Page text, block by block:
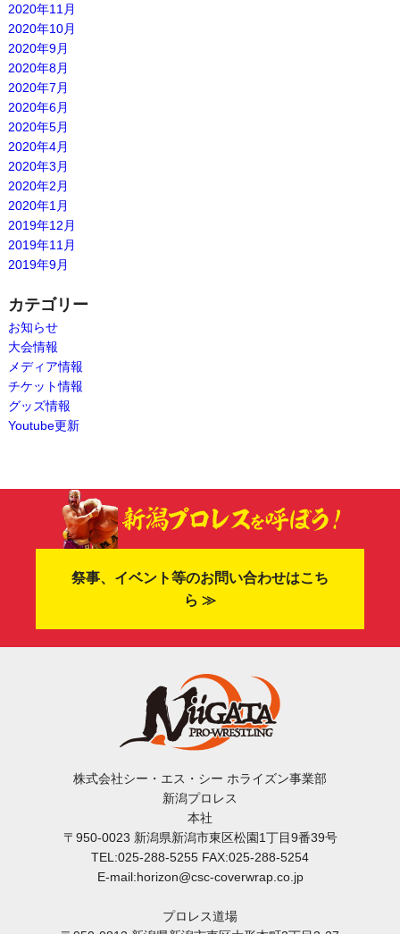
2020年11月
2020年10月
2020年9月
2020年8月
2020年7月
2020年6月
2020年5月
2020年4月
2020年3月
2020年2月
2020年1月
2019年12月
2019年11月
2019年9月
カテゴリー
お知らせ
大会情報
メディア情報
チケット情報
グッズ情報
Youtube更新
祭事、イベント等のお問い合わせはこち
ら ≫
株式会社シー・エス・シー ホライズン事業部
新潟プロレス
本社
〒950-0023 新潟県新潟市東区松園1丁目9番39号
TEL:025-288-5255 FAX:025-288-5254
E-mail:horizon@csc-coverwrap.co.jp
プロレス道場